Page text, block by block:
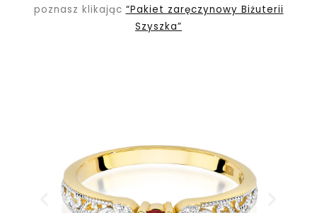
poznasz klikając “Pakiet zaręczynowy Biżuterii
Szyszka”